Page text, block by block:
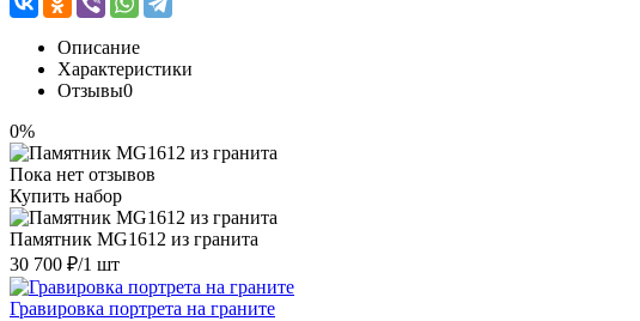
Описание
Характеристики
Отзывы0
0%
Пока нет отзывов
Купить набор
Памятник MG1612 из гранита
30 700 ₽/1 шт
Гравировка портрета на граните